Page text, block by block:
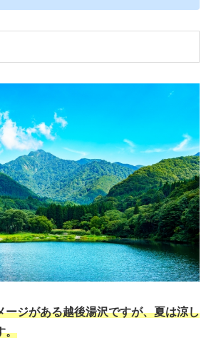
ージがある越後湯沢ですが、夏は涼し
。